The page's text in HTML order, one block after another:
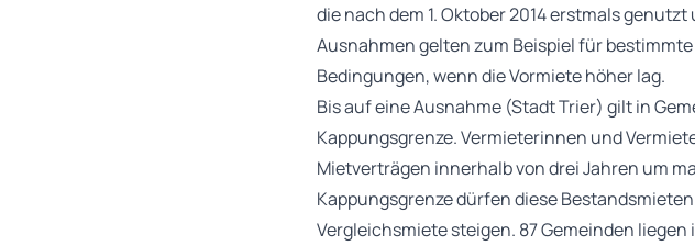
die nach dem 1. Oktober 2014 erstmals
Ausnahmen gelten zum Beispiel für
Bedingungen, wenn die Vormiete höher lag.
Bis auf eine Ausnahme (Stadt Trier) gilt in
Kappungsgrenze. Vermieterinnen und
Mietverträgen innerhalb von drei Jahren um
Kappungsgrenze dürfen diese
Vergleichsmiete steigen. 87 Gemeinden